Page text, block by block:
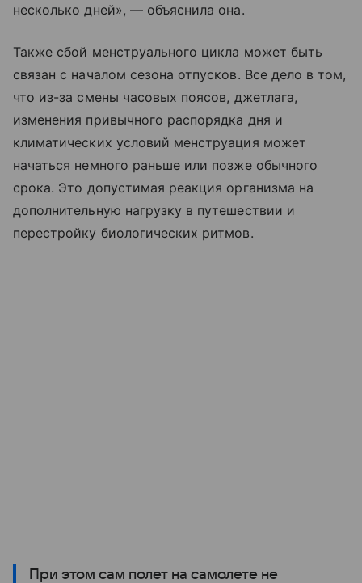
несколько дней», — объяснила она.
Также сбой менструального цикла может быть
связан с началом сезона отпусков. Все дело в том,
что из-за смены часовых поясов, джетлага,
изменения привычного распорядка дня и
климатических условий менструация может
начаться немного раньше или позже обычного
срока. Это допустимая реакция организма на
дополнительную нагрузку в путешествии и
перестройку биологических ритмов.
При этом сам полет на самолете не